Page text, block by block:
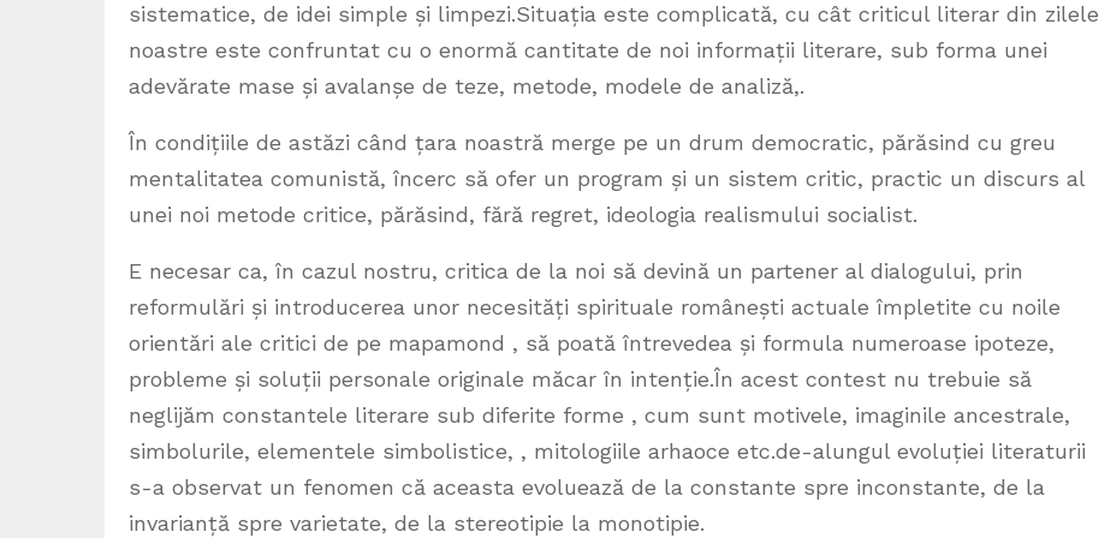
sistematice, de idei simple și limpezi.Situația este complicată, cu cât criticul literar din zilele
noastre este confruntat cu o enormă cantitate de noi informații literare, sub forma unei
adevărate mase și avalanșe de teze, metode, modele de analiză,.
În condițiile de astăzi când țara noastră merge pe un drum democratic, părăsind cu greu
mentalitatea comunistă, încerc să ofer un program și un sistem critic, practic un discurs al
unei noi metode critice, părăsind, fără regret, ideologia realismului socialist.
E necesar ca, în cazul nostru, critica de la noi să devină un partener al dialogului, prin
reformulări și introducerea unor necesități spirituale românești actuale împletite cu noile
orientări ale critici de pe mapamond , să poată întrevedea și formula numeroase ipoteze,
probleme și soluții personale originale măcar în intenție.În acest contest nu trebuie să
neglijăm constantele literare sub diferite forme , cum sunt motivele, imaginile ancestrale,
simbolurile, elementele simbolistice, , mitologiile arhaoce etc.de-alungul evoluției literaturii
s-a observat un fenomen că aceasta evoluează de la constante spre inconstante, de la
invarianță spre varietate, de la stereotipie la monotipie.